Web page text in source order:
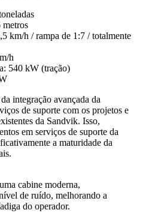
metros
km/h / rampa de 1:7 / totalmente
h
540 kW (tração)
integração avançada da
de suporte com os projetos e
da Sandvik. Isso,
em serviços de suporte da
a maturidade da
cabine moderna,
de ruído, melhorando a
do operador.